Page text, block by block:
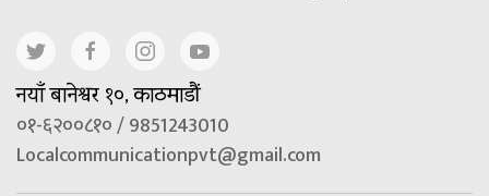
नयाँ बानेश्वर १०, काठमाडौं
०१-६२००८१० / 9851243010
Localcommunicationpvt@gmail.com